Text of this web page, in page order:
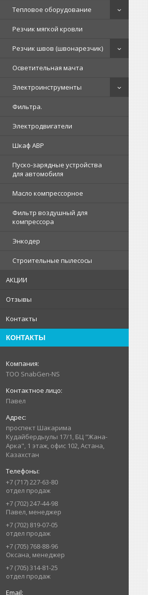
Тепловое оборудование
Резчик мягкой кровли
Резчик швов (швонарезчик)
Осветительная мачта
Электроинструменты
Фильтра.
Электродвигатели
Шкаф АВР
Пуско-зарядные устройства
для автомобиля
Масло компрессорное
Фильтр воздушный для
компрессора
Энкодер
Строительные пылесосы
АКЦИИ
Отзывы
Контакты
КОНТАКТЫ
ТОО SnabGen-NS
Павел
проспект Шакарима
Кудайбердыулы 17/1, БЦ "Жана-
Арка", 1 этаж, офис 102, Астана,
Казахстан
+7 (717) 227-63-80
отдел продаж
+7 (702) 247-44-98
Павел, менеджер
+7 (702) 819-07-05
отдел продаж
+7 (705) 768-88-96
Оксана, менеджер
+7 (705) 314-81-25
отдел продаж